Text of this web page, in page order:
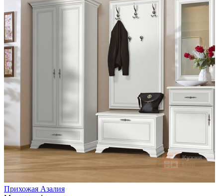
Прихожая Азалия